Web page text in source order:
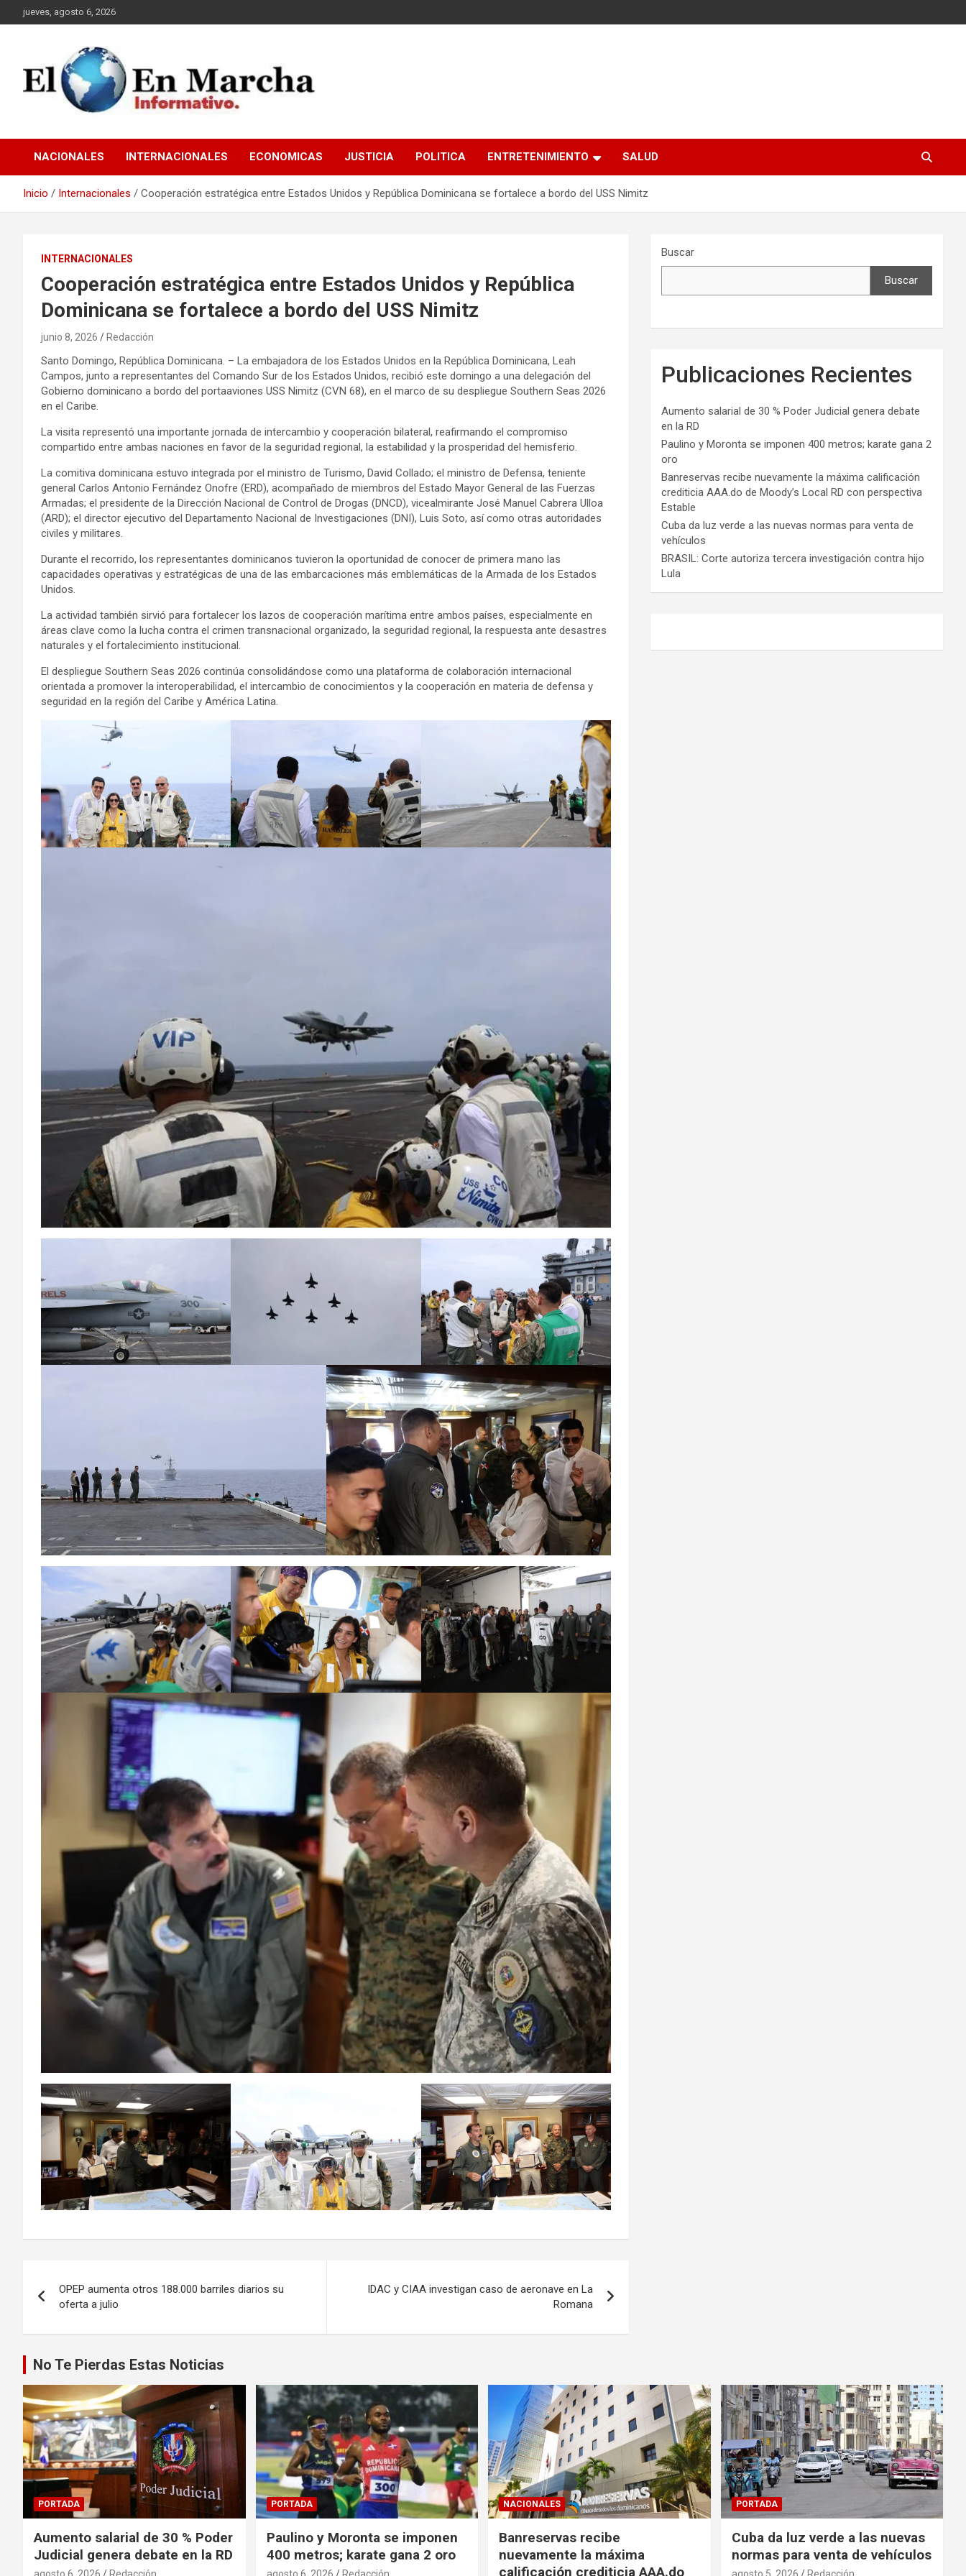
Saltar
al
jueves, agosto 6, 2026
elmundoenmarcha.net
NACIONALES INTERNACIONALES ECONOMICAS JUSTICIA POLITICA ENTRETENIMIENTO SALUD
Inicio Internacionales Cooperación estratégica entre Estados Unidos y República Dominicana se fortalece a bordo del USS Nimitz
INTERNACIONALES
Cooperación estratégica entre Estados Unidos y República
Dominicana se fortalece a bordo del USS Nimitz
junio 8, 2026 Redacción
Santo Domingo, República Dominicana. – La embajadora de los Estados Unidos en la República Dominicana, Leah
Campos, junto a representantes del Comando Sur de los Estados Unidos, recibió este domingo a una delegación del
Gobierno dominicano a bordo del portaaviones USS Nimitz (CVN 68), en el marco de su despliegue Southern Seas 2026
en el Caribe.
La visita representó una importante jornada de intercambio y cooperación bilateral, reafirmando el compromiso
compartido entre ambas naciones en favor de la seguridad regional, la estabilidad y la prosperidad del hemisferio.
La comitiva dominicana estuvo integrada por el ministro de Turismo, David Collado; el ministro de Defensa, teniente
general Carlos Antonio Fernández Onofre (ERD), acompañado de miembros del Estado Mayor General de las Fuerzas
Armadas; el presidente de la Dirección Nacional de Control de Drogas (DNCD), vicealmirante José Manuel Cabrera Ulloa
(ARD); el director ejecutivo del Departamento Nacional de Investigaciones (DNI), Luis Soto, así como otras autoridades
civiles y militares.
Durante el recorrido, los representantes dominicanos tuvieron la oportunidad de conocer de primera mano las
capacidades operativas y estratégicas de una de las embarcaciones más emblemáticas de la Armada de los Estados
Unidos.
La actividad también sirvió para fortalecer los lazos de cooperación marítima entre ambos países, especialmente en
áreas clave como la lucha contra el crimen transnacional organizado, la seguridad regional, la respuesta ante desastres
naturales y el fortalecimiento institucional.
El despliegue Southern Seas 2026 continúa consolidándose como una plataforma de colaboración internacional
orientada a promover la interoperabilidad, el intercambio de conocimientos y la cooperación en materia de defensa y
seguridad en la región del Caribe y América Latina.
de
entradas
OPEP aumenta otros 188.000 barriles diarios su
oferta a julio
IDAC y CIAA investigan caso de aeronave en La
Romana
Buscar
Buscar
Publicaciones Recientes
Aumento salarial de 30 % Poder Judicial genera debate
en la RD
Paulino y Moronta se imponen 400 metros; karate gana 2
oro
Banreservas recibe nuevamente la máxima calificación
crediticia AAA.do de Moody’s Local RD con perspectiva
Estable
Cuba da luz verde a las nuevas normas para venta de
vehículos
BRASIL: Corte autoriza tercera investigación contra hijo
Lula
No Te Pierdas Estas Noticias
PORTADA
Aumento salarial de 30 % Poder
Judicial genera debate en la RD
PORTADA
Paulino y Moronta se imponen
400 metros; karate gana 2 oro
NACIONALES
Banreservas recibe
nuevamente la máxima
calificación crediticia AAA.do
PORTADA
Cuba da luz verde a las nuevas
normas para venta de vehículos